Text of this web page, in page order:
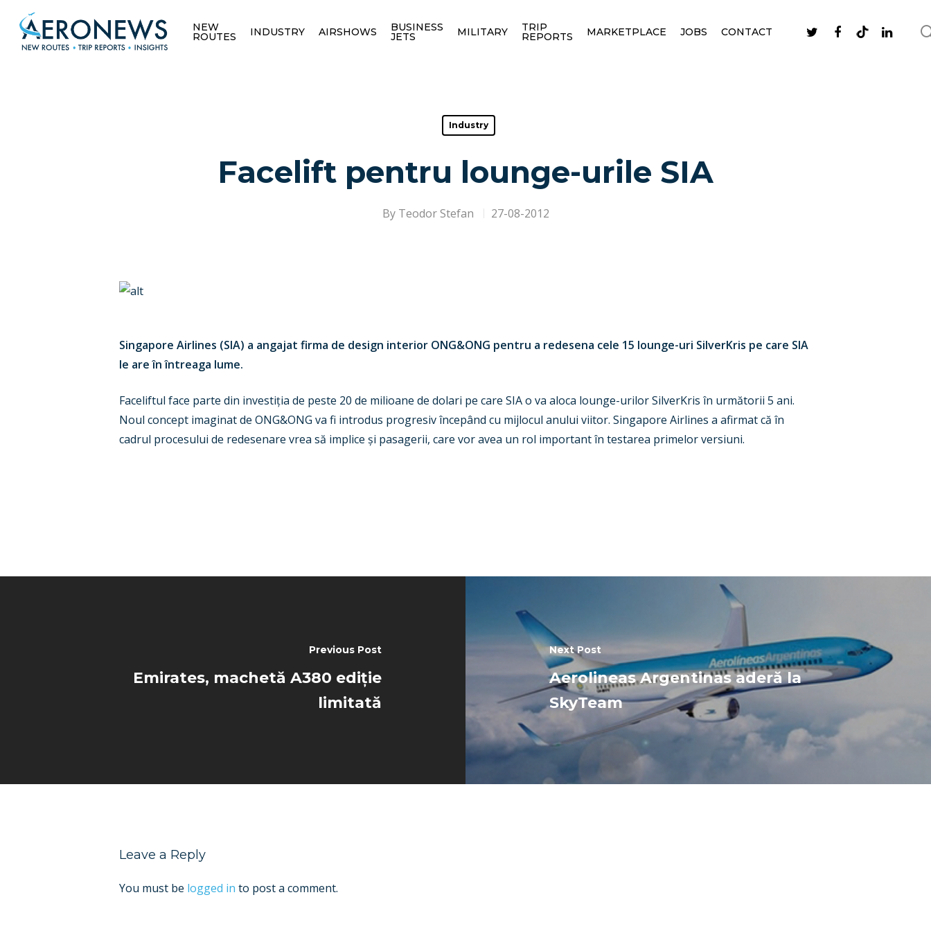
NEW
ROUTES INDUSTRY AIRSHOWS BUSINESS
JETS MILITARY TRIP
REPORTS MARKETPLACE JOBS CONTACT
Industry
Facelift pentru lounge-urile SIA
By Teodor Stefan 27-08-2012
Singapore Airlines (SIA) a angajat firma de design interior ONG&ONG pentru a redesena cele 15 lounge-uri SilverKris pe care SIA
le are în întreaga lume.
Faceliftul face parte din investiția de peste 20 de milioane de dolari pe care SIA o va aloca lounge-urilor SilverKris în următorii 5 ani.
Noul concept imaginat de ONG&ONG va fi introdus progresiv începând cu mijlocul anului viitor. Singapore Airlines a afirmat că în
cadrul procesului de redesenare vrea să implice și pasagerii, care vor avea un rol important în testarea primelor versiuni.
Previous Post
Emirates, machetă A380 ediție
limitată
Next Post
Aerolineas Argentinas aderă la
SkyTeam
Leave a Reply
You must be logged in to post a comment.